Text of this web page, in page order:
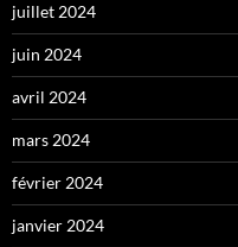
juillet 2024
juin 2024
avril 2024
mars 2024
février 2024
janvier 2024